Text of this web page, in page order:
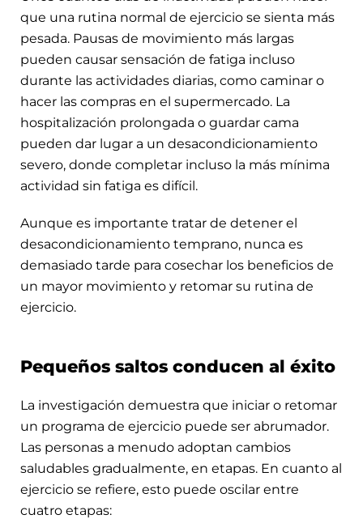
que una rutina normal de ejercicio se sienta más
pesada. Pausas de movimiento más largas
pueden causar sensación de fatiga incluso
durante las actividades diarias, como caminar o
hacer las compras en el supermercado. La
hospitalización prolongada o guardar cama
pueden dar lugar a un desacondicionamiento
severo, donde completar incluso la más mínima
actividad sin fatiga es difícil.
Aunque es importante tratar de detener el
desacondicionamiento temprano, nunca es
demasiado tarde para cosechar los beneficios de
un mayor movimiento y retomar su rutina de
ejercicio.
Pequeños saltos conducen al éxito
La investigación demuestra que iniciar o retomar
un programa de ejercicio puede ser abrumador.
Las personas a menudo adoptan cambios
saludables gradualmente, en etapas. En cuanto al
ejercicio se refiere, esto puede oscilar entre
cuatro etapas: